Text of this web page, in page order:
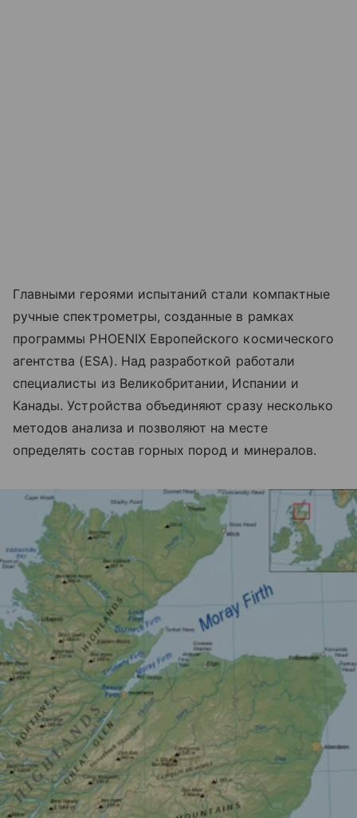
Главными героями испытаний стали компактные
ручные спектрометры, созданные в рамках
программы PHOENIX Европейского космического
агентства (ESA). Над разработкой работали
специалисты из Великобритании, Испании и
Канады. Устройства объединяют сразу несколько
методов анализа и позволяют на месте
определять состав горных пород и минералов.